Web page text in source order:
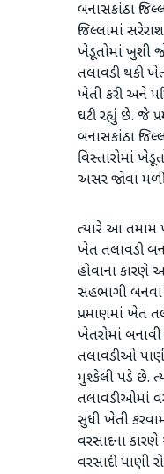
બનાસકાંઠા
જિલ્લામાં
ખેડૂતોમાં ખુશી
તલાવડી થકી
ખેતી કરી અને
ઘટી રહ્યું છે. જે
બનાસકાંઠા
વિસ્તારોમાં
અસર જોવા
ત્યારે આ તમામ
ખેત તલાવડી
હોવાના કારણે
સહભાગી બનવા
પ્રમાણમાં ખેત
ખેતરોમાં
તલાવડીઓ
મુશ્કેલી પડે છે.
તલાવડીઓમાં
સુધી ખેતી
વરસાદના
વરસાદી પાણી